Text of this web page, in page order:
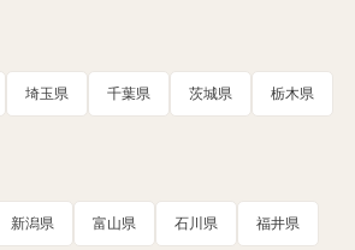
埼玉県 千葉県 茨城県 栃木県
新潟県 富山県 石川県 福井県